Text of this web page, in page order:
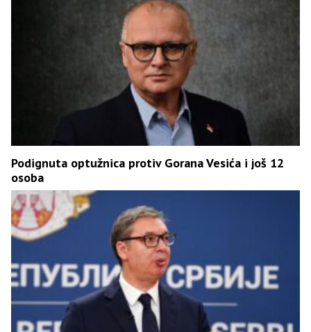
Podignuta optužnica protiv Gorana Vesića i još 12
osoba